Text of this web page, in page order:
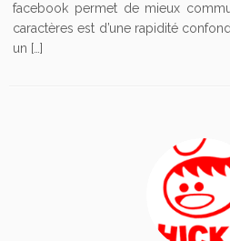
facebook permet de mieux
caractères est d’une rapidité
un […]